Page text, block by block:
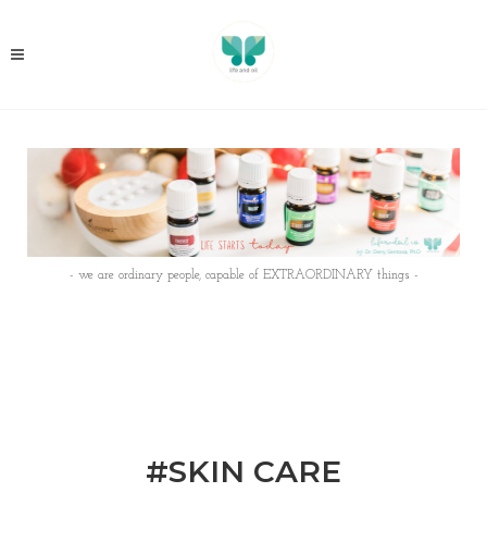
- we are ordinary people, capable of EXTRAORDINARY things -
#SKIN CARE